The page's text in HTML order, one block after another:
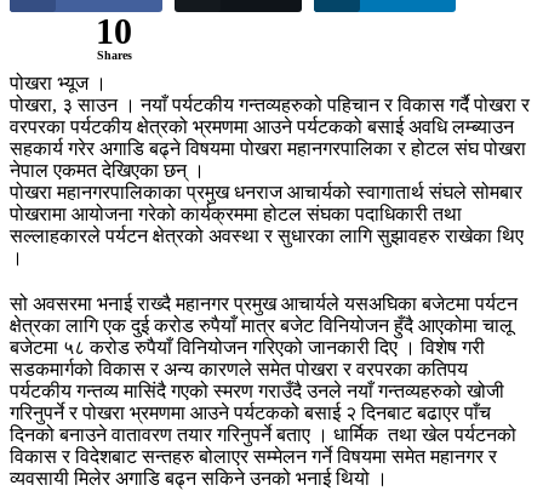
10
Shares
पोखरा भ्यूज ।
पोखरा, ३ साउन । नयाँ पर्यटकीय गन्तव्यहरुको पहिचान र विकास गर्दै पोखरा र
वरपरका पर्यटकीय क्षेत्रको भ्रमणमा आउने पर्यटकको बसाई अवधि लम्ब्याउन
सहकार्य गरेर अगाडि बढ्ने विषयमा पोखरा महानगरपालिका र होटल संघ पोखरा
नेपाल एकमत देखिएका छन् ।
पोखरा महानगरपालिकाका प्रमुख धनराज आचार्यको स्वागातार्थ संघले सोमबार
पोखरामा आयोजना गरेको कार्यक्रममा होटल संघका पदाधिकारी तथा
सल्लाहकारले पर्यटन क्षेत्रको अवस्था र सुधारका लागि सुझावहरु राखेका थिए
।
सो अवसरमा भनाई राख्दै महानगर प्रमुख आचार्यले यसअघिका बजेटमा पर्यटन
क्षेत्रका लागि एक दुई करोड रुपैयाँ मात्र बजेट विनियोजन हुँदै आएकोमा चालू
बजेटमा ५८ करोड रुपैयाँ विनियोजन गरिएको जानकारी दिए । विशेष गरी
सडकमार्गको विकास र अन्य कारणले समेत पोखरा र वरपरका कतिपय
पर्यटकीय गन्तव्य मासिंदै गएको स्मरण गराउँदै उनले नयाँ गन्तव्यहरुको खोजी
गरिनुपर्ने र पोखरा भ्रमणमा आउने पर्यटकको बसाई २ दिनबाट बढाएर पाँच
दिनको बनाउने वातावरण तयार गरिनुपर्ने बताए । धार्मिक तथा खेल पर्यटनको
विकास र विदेशबाट सन्तहरु बोलाएर सम्मेलन गर्ने विषयमा समेत महानगर र
व्यवसायी मिलेर अगाडि बढ्न सकिने उनको भनाई थियो ।